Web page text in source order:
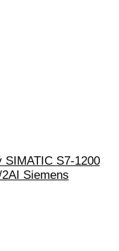
S7-1200
Siemens